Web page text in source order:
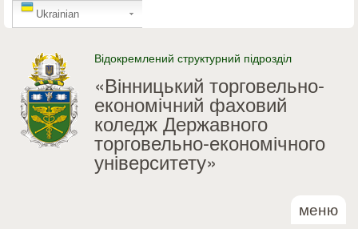
Перейти до основного
GTranslate
Ukrainian
Відокремлений структурний підрозділ
«Вінницький торговельно-
економічний фаховий
коледж Державного
торговельно-економічного
університету»
меню